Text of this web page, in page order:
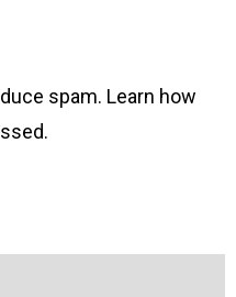
spam. Learn how
.